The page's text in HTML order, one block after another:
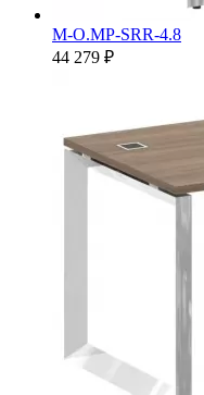
M-O.MP-SRR-4.8
44 279 ₽